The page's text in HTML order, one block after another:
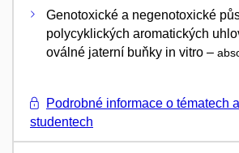
Genotoxické a negenotoxické
polycyklických aromatických
oválné jaterní buňky in vitro –
Podrobné informace o tématech
studentech